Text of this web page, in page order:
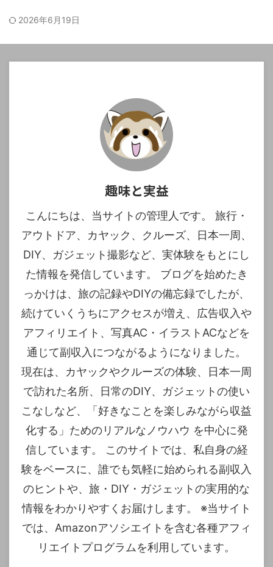
2026年6月19日
趣味と実益
こんにちは、当サイトの管理人です。 旅行・
アウトドア、カヤック、クルーズ、日本一周、
DIY、ガジェット撮影など、実体験をもとにし
た情報を発信しています。 ブログを始めたき
っかけは、旅の記録やDIYの備忘録でしたが、
続けていくうちにアクセスが増え、広告収入や
アフィリエイト、写真AC・イラストACなどを
通じて副収入につながるようになりました。
現在は、カヤックやクルーズの体験、日本一周
で訪れた名所、日常のDIY、ガジェットの使い
こなしなど、「好きなことを楽しみながら収益
化する」ためのリアルなノウハウ を中心に発
信しています。 このサイトでは、私自身の経
験をベースに、誰でも気軽に始められる副収入
のヒントや、旅・DIY・ガジェットの実用的な
情報をわかりやすくお届けします。 ※当サイト
では、Amazonアソシエイトを含む各種アフィ
リエイトプログラムを利用しています。